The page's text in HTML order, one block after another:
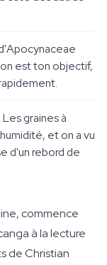
est ton objectif,
graines à
et on a vu
d'un rebord de
commence
à la lecture
de Christian